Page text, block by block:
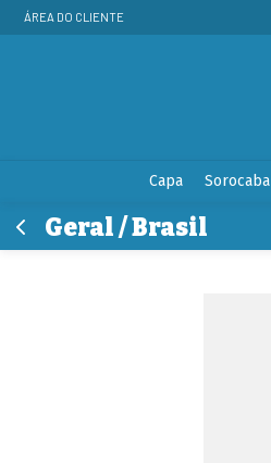
ÁREA DO CLIENTE
Capa Sorocaba
Geral / Brasil